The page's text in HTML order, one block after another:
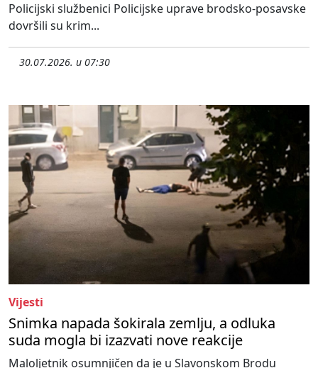
Policijski službenici Policijske uprave brodsko-posavske
dovršili su krim...
30.07.2026. u 07:30
Vijesti
Snimka napada šokirala zemlju, a odluka
suda mogla bi izazvati nove reakcije
Maloljetnik osumnjičen da je u Slavonskom Brodu